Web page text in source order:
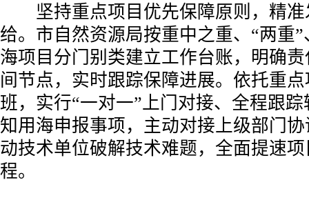
坚持重点项目优先保障原则，精准
给。市自然资源局按重中之重、“两重
海项目分门别类建立工作台账，明确
间节点，实时跟踪保障进展。依托重
班，实行“一对一”上门对接、全程跟
知用海申报事项，主动对接上级部门
动技术单位破解技术难题，全面提速
程。